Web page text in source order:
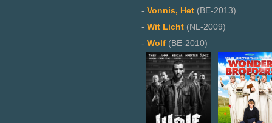
- Vonnis, Het (BE-2013)
- Wit Licht (NL-2009)
- Wolf (BE-2010)